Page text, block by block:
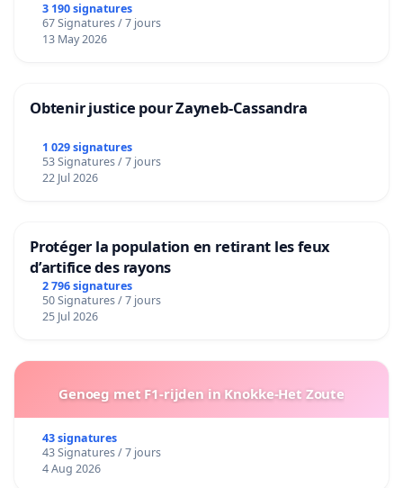
3 190 signatures
67 Signatures / 7 jours
13 May 2026
Obtenir justice pour Zayneb-Cassandra
1 029 signatures
53 Signatures / 7 jours
22 Jul 2026
Protéger la population en retirant les feux
d’artifice des rayons
2 796 signatures
50 Signatures / 7 jours
25 Jul 2026
Genoeg met F1-rijden in Knokke-Het Zoute
43 signatures
43 Signatures / 7 jours
4 Aug 2026